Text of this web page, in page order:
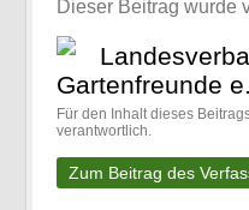
Dieser Beitrag wurde
Gartenfreunde
Für den Inhalt dieses
verantwortlich.
Zum Beitrag des